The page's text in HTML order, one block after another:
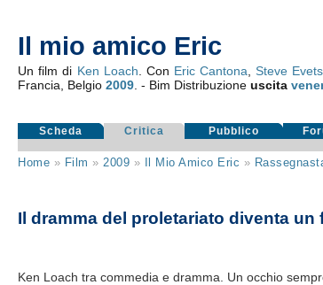
Il mio amico Eric
Un film di Ken Loach . Con Eric Cantona ,Steve Evets
Francia, Belgio2009 . - Bim Distribuzioneuscita
Scheda Critica Pubblico
Home » Film » 2009 » Il Mio Amico Eric »
Il dramma del proletariato diventa un
Ken Loach tra commedia e dramma. Un occhio